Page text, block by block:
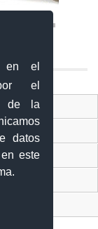
en el
el
de la
datos
este